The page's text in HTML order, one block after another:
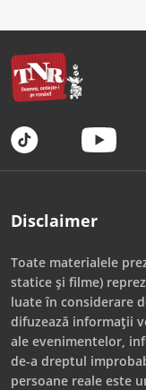
Disclaimer
Toate materialele
statice și filme)
luate în considerare
difuzează informații
ale evenimentelor,
de-a dreptul
persoane reale este